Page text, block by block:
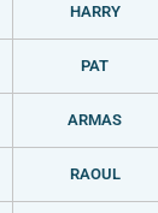
HARRY
PAT
ARMAS
RAOUL